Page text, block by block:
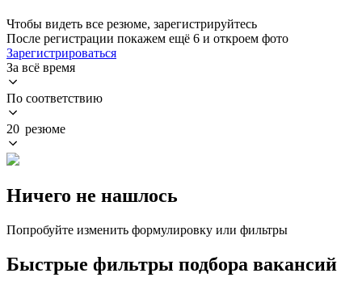
Чтобы видеть все резюме, зарегистрируйтесь
После регистрации покажем ещё 6 и откроем фото
Зарегистрироваться
За всё время
По соответствию
20 резюме
Ничего не нашлось
Попробуйте изменить формулировку или фильтры
Быстрые фильтры подбора вакансий